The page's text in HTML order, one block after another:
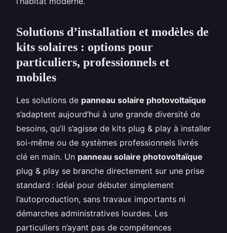
Solutions d’installation et modèles de
kits solaires : options pour
particuliers, professionnels et
mobiles
Les solutions de panneau solaire photovoltaïque
s’adaptent aujourd’hui à une grande diversité de
besoins, qu’il s’agisse de kits plug & play à installer
soi-même ou de systèmes professionnels livrés
clé en main. Un panneau solaire photovoltaïque
plug & play se branche directement sur une prise
standard : idéal pour débuter simplement
l’autoproduction, sans travaux importants ni
démarches administratives lourdes. Les
particuliers n’ayant pas de compétences